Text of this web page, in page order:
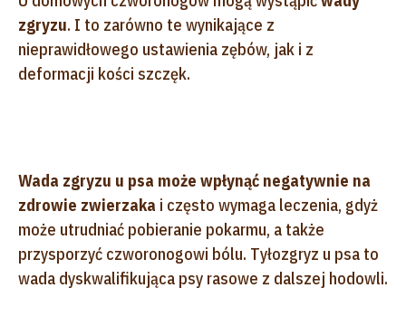
zgryzu. I to zarówno te wynikające z
nieprawidłowego ustawienia zębów, jak i z
deformacji kości szczęk.
Wada zgryzu u psa może wpłynąć negatywnie na
zdrowie zwierzaka i często wymaga leczenia, gdyż
może utrudniać pobieranie pokarmu, a także
przysporzyć czworonogowi bólu. Tyłozgryz u psa to
wada dyskwalifikująca psy rasowe z dalszej hodowli.